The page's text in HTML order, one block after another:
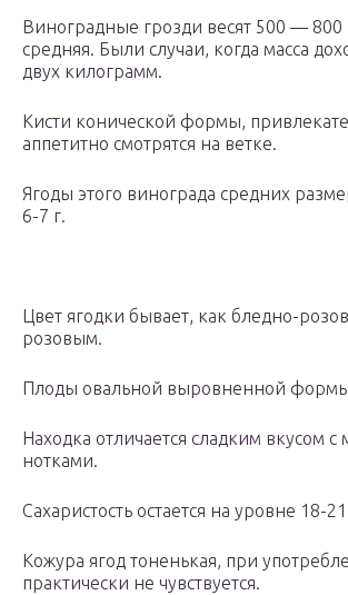
Виноградные грозди весят 500 — 800
средняя. Были случаи, когда масса
двух килограмм.
Кисти конической формы,
аппетитно смотрятся на ветке.
Ягоды этого винограда средних
6-7 г.
Цвет ягодки бывает, как бледно-
розовым.
Плоды овальной выровненной
Находка отличается сладким вкусом с
нотками.
Сахаристость остается на уровне 18-
Кожура ягод тоненькая, при
практически не чувствуется.